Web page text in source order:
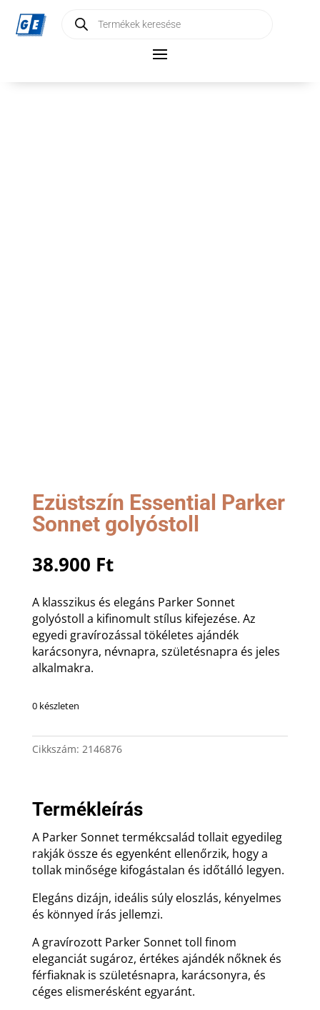
search
Ezüstszín Essential Parker
Sonnet golyóstoll
38.900 Ft
A klasszikus és elegáns Parker Sonnet
golyóstoll a kifinomult stílus kifejezése. Az
egyedi gravírozással tökéletes ajándék
karácsonyra, névnapra, születésnapra és jeles
alkalmakra.
0 készleten
Cikkszám: 2146876
Termékleírás
A Parker Sonnet termékcsalád tollait egyedileg
rakják össze és egyenként ellenőrzik, hogy a
tollak minősége kifogástalan és időtálló legyen.
Elegáns dizájn, ideális súly eloszlás, kényelmes
és könnyed írás jellemzi.
A gravírozott Parker Sonnet toll finom
eleganciát sugároz, értékes ajándék nőknek és
férfiaknak is születésnapra, karácsonyra, és
céges elismerésként egyaránt.